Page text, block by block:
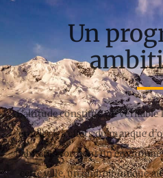
Un
L'altitude constitue un véritable
étudier les effets du manque
habitants forment un
cette ville, un endroit unique